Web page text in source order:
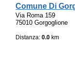
Comune Di
Via Roma 159
75010 Gorgoglione
Distanza:0.0 km